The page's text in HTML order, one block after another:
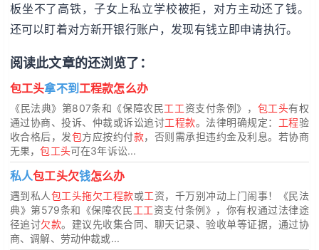
板坐不了高铁，子女上私立学校被拒，对方主动还了钱。
还可以盯着对方新开银行账户，发现有钱立即申请执行。
阅读此文章的还浏览了：
包工头拿不到 工程款怎么办
《民法典》第807条和《保障农民工工资支付条例》， 包工头有权
通过协商、投诉、仲裁或诉讼追讨工程款。法律明确规定： 工程验
收合格后，发包方应按约付款，否则需承担违约金及利息。若协商
无果，包工头可在3年诉讼...
私人包工头欠钱怎么办
遇到私人包工头拖欠工程款或工资，千万别冲动上门闹事！《民法
典》第579条和《保障农民工工资支付条例》，你有权通过法律途
径追讨欠款。建议先收集合同、聊天记录、验收单等证据，通过协
商、调解、劳动仲裁或...